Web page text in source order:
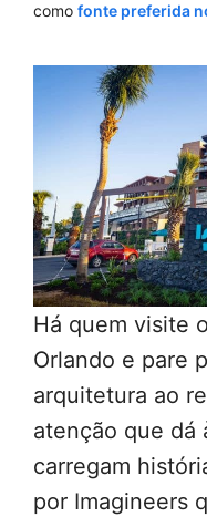
como fonte preferida
Há quem visite
Orlando e pare
arquitetura ao
atenção que dá
carregam
por Imagineers